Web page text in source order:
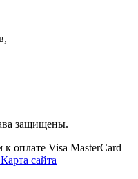
защищены.
Карта сайта